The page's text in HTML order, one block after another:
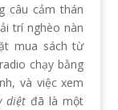
câu cảm thán
trí nghèo nàn
mua sách từ
chạy bằng
và việc xem
diệt đã là một